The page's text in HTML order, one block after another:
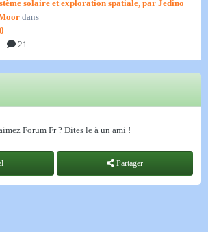
solaire et exploration spatiale, par Jedino
dans
21
Forum Fr ? Dites le à un ami !
Partager